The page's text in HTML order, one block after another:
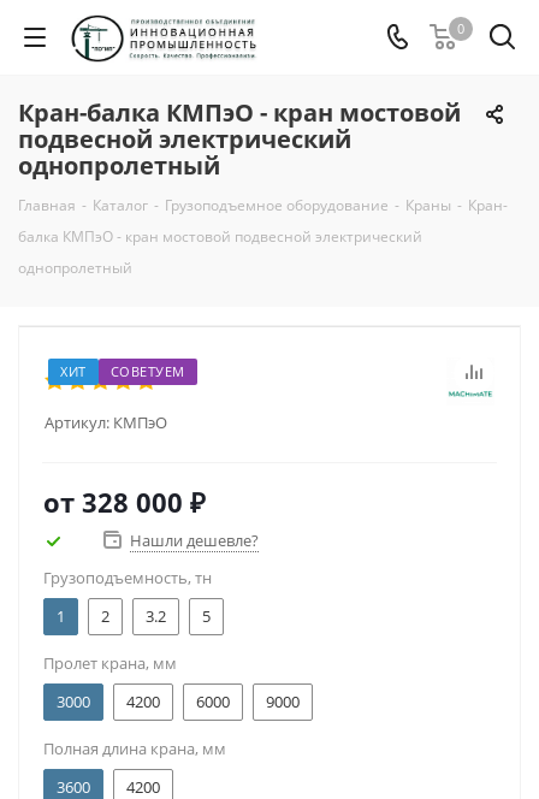
0
Кран-балка КМПэО - кран мостовой
подвесной электрический
однопролетный
Главная - Каталог - Грузоподъемное оборудование - Краны - Кран-
балка КМПэО - кран мостовой подвесной электрический
однопролетный
ХИТ СОВЕТУЕМ
Артикул: КМПэО
от 328 000 ₽
Нашли дешевле?
Грузоподъемность, тн
1
2 3.2 5
Пролет крана, мм
3000
4200 6000 9000
Полная длина крана, мм
3600
4200